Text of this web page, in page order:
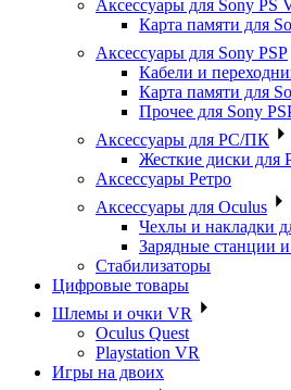
Аксессуары для Sony PS
Карта памяти для
Аксессуары для Sony PSP
Кабели и
Карта памяти для
Прочее для Sony
Аксессуары для PC/ПК
Жесткие диски для
Аксессуары Ретро
Аксессуары для Oculus
Чехлы и накладки
Зарядные станции
Стабилизаторы
Цифровые товары
Шлемы и очки VR
Oculus Quest
Playstation VR
Игры на двоих